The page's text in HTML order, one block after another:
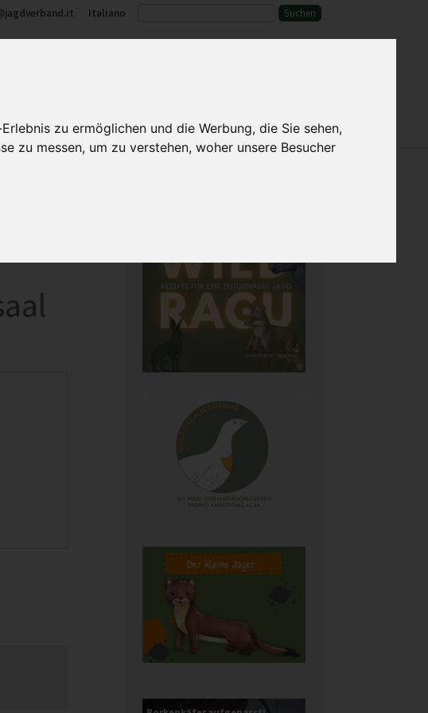
zu ermöglichen und die Werbung, die Sie sehen,
zu messen, um zu verstehen, woher unsere Besucher
Italiano